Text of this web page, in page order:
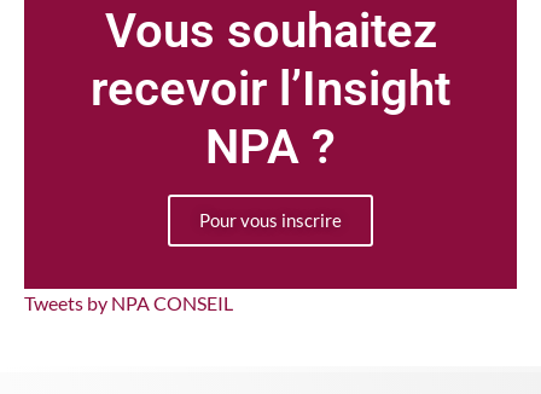
Vous souhaitez
recevoir l’Insight
NPA ?
Pour vous inscrire
Tweets by NPA CONSEIL